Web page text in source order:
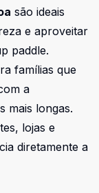
são ideais
e aproveitar
paddle.
famílias que
a
mais longas.
lojas e
diretamente a